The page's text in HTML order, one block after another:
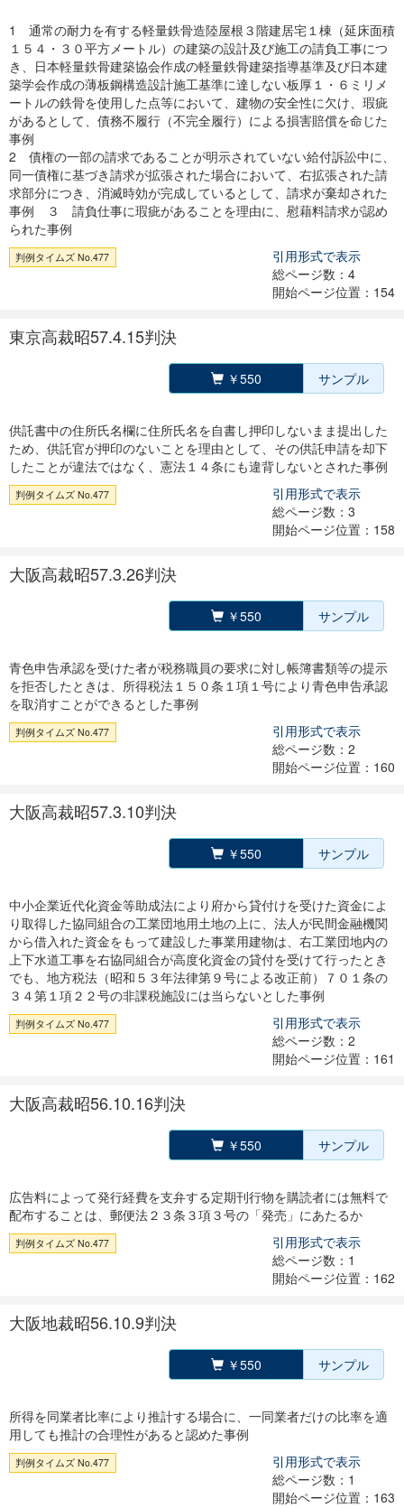
1 通常の耐力を有する軽量鉄骨造陸屋根３階建居宅１棟（延床面積
１５４・３０平方メートル）の建築の設計及び施工の請負工事につ
き、日本軽量鉄骨建築協会作成の軽量鉄骨建築指導基準及び日本建
築学会作成の薄板鋼構造設計施工基準に達しない板厚１・６ミリメ
ートルの鉄骨を使用した点等において、建物の安全性に欠け、瑕疵
があるとして、債務不履行（不完全履行）による損害賠償を命じた
事例
2 債権の一部の請求であることが明示されていない給付訴訟中に、
同一債権に基づき請求が拡張された場合において、右拡張された請
求部分につき、消滅時効が完成しているとして、請求が棄却された
事例 ３ 請負仕事に瑕疵があることを理由に、慰藉料請求が認め
られた事例
判例タイムズ No.477
引用形式で表示
総ページ数：4
開始ページ位置：154
東京高裁昭57.4.15判決
￥550 サンプル
供託書中の住所氏名欄に住所氏名を自書し押印しないまま提出した
ため、供託官が押印のないことを理由として、その供託申請を却下
したことが違法ではなく、憲法１４条にも違背しないとされた事例
判例タイムズ No.477
引用形式で表示
総ページ数：3
開始ページ位置：158
大阪高裁昭57.3.26判決
￥550 サンプル
青色申告承認を受けた者が税務職員の要求に対し帳簿書類等の提示
を拒否したときは、所得税法１５０条１項１号により青色申告承認
を取消すことができるとした事例
判例タイムズ No.477
引用形式で表示
総ページ数：2
開始ページ位置：160
大阪高裁昭57.3.10判決
￥550 サンプル
中小企業近代化資金等助成法により府から貸付けを受けた資金によ
り取得した協同組合の工業団地用土地の上に、法人が民間金融機関
から借入れた資金をもって建設した事業用建物は、右工業団地内の
上下水道工事を右協同組合が高度化資金の貸付を受けて行ったとき
でも、地方税法（昭和５３年法律第９号による改正前）７０１条の
３４第１項２２号の非課税施設には当らないとした事例
判例タイムズ No.477
引用形式で表示
総ページ数：2
開始ページ位置：161
大阪高裁昭56.10.16判決
￥550 サンプル
広告料によって発行経費を支弁する定期刊行物を購読者には無料で
配布することは、郵便法２３条３項３号の「発売」にあたるか
判例タイムズ No.477
引用形式で表示
総ページ数：1
開始ページ位置：162
大阪地裁昭56.10.9判決
￥550 サンプル
所得を同業者比率により推計する場合に、一同業者だけの比率を適
用しても推計の合理性があると認めた事例
判例タイムズ No.477
引用形式で表示
総ページ数：1
開始ページ位置：163